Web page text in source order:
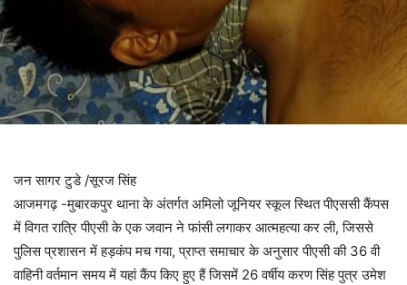
जन सागर टुडे /सूरज सिंह
आजमगढ़ -मुबारकपुर थाना के अंतर्गत अमिलो जूनियर स्कूल स्थित पीएससी कैंपस
में विगत रात्रि पीएसी के एक जवान ने फांसी लगाकर आत्महत्या कर ली, जिससे
पुलिस प्रशासन में हड़कंप मच गया, प्राप्त समाचार के अनुसार पीएसी की 36 वी
वाहिनी वर्तमान समय में यहां कैंप किए हुए हैं जिसमें 26 वर्षीय करण सिंह पुत्र उमेश